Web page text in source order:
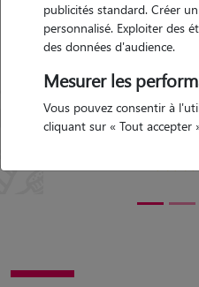
"merci à
occupée de Black
tous les jours
Sommes très
publicités standard. Créer
personnalisé. Exploiter des
des données d'audience.
Mesurer les
Vous pouvez consentir à
cliquant sur « Tout accepter